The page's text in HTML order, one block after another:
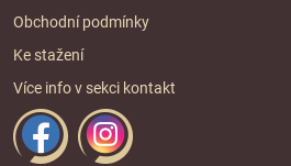
Obchodní podmínky
Ke stažení
Více info v sekci kontakt